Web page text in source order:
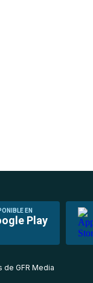
EN
Play
de GFR Media